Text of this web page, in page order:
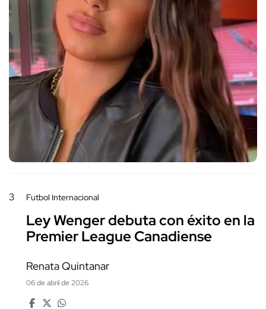
3 Futbol Internacional
Ley Wenger debuta con éxito en la
Premier League Canadiense
Renata Quintanar
06 de abril de 2026